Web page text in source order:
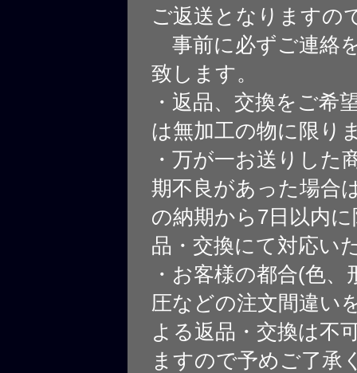
ご返送となりますの
事前に必ずご連絡
致します。
・返品、交換をご希
は無加工の物に限り
・万が一お送りした
期不良があった場合
の納期から7日以内
品・交換にて対応い
・お客様の都合(色、
圧などの注文間違い
よる返品・交換は不
ますので予めご了承